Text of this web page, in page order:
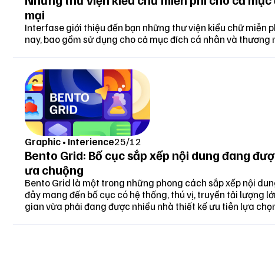
mại
Interfase giới thiệu đến bạn những thư viện kiểu chữ miễn
nay, bao gồm sử dụng cho cả mục đích cá nhân và thương
Graphic• Interience25/12
Bento Grid: Bố cục sắp xếp nội dung đang
ưa chuộng
Bento Grid là một trong những phong cách sắp xếp nội
đây mang đến bố cục có hệ thống, thú vị, truyền tải lượng
gian vừa phải đang được nhiều nhà thiết kế ưu tiên lựa